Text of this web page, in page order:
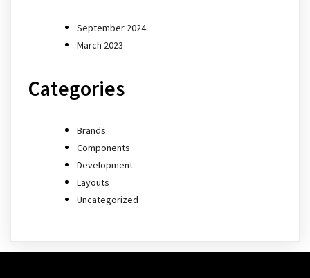
September 2024
March 2023
Categories
Brands
Components
Development
Layouts
Uncategorized